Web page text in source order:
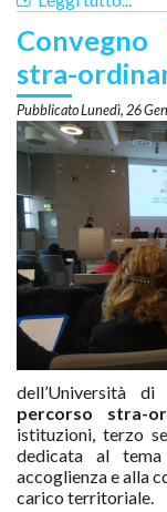
stra-
Lunedì, 26
dell’Università
percorso stra-
istituzioni, terzo
dedicata al
accoglienza e alla
carico territoriale.